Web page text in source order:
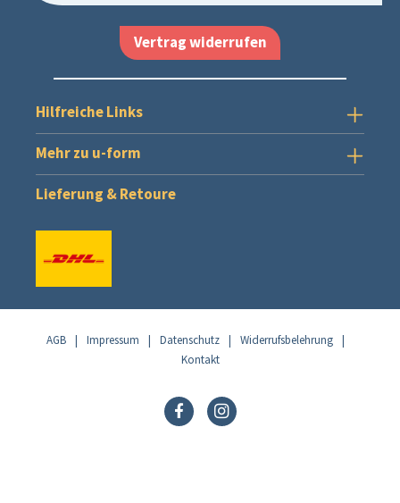
Vertrag widerrufen
Hilfreiche Links
Mehr zu u-form
Lieferung & Retoure
AGB | Impressum | Datenschutz | Widerrufsbelehrung |
Kontakt